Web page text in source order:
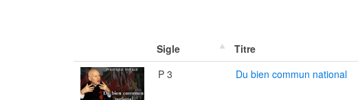
Sigle Titre
P 3
Du bien commun national